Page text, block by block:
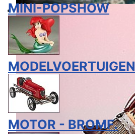
MINI-POPSHOW
MODELVOERTUIGEN
MOTOR - BROMF.